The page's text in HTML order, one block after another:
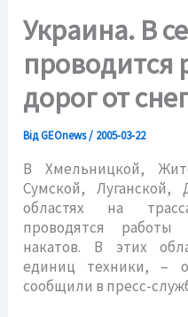
Украина. В
проводится
дорог от
ВідGEOnews/ 2005-03-22
В Хмельницкой,
Сумской, Луганской,
областях на
проводятся работы
накатов. В этих
единиц техники, –
сообщили в пресс-